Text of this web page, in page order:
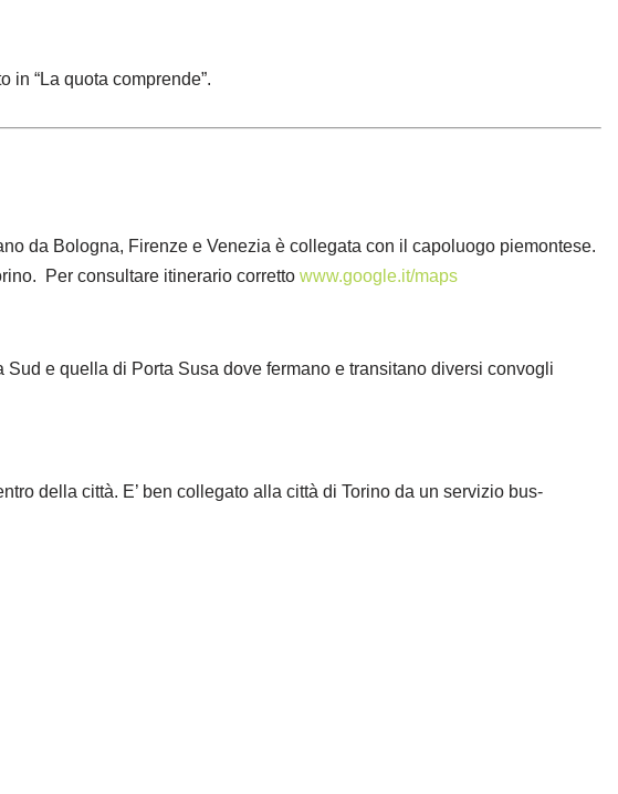
“La quota comprende”.
da Bologna, Firenze e Venezia è collegata con il capoluogo piemontese.
Per consultare itinerario corretto www.google.it/maps
e quella di Porta Susa dove fermano e transitano diversi convogli
della città. E’ ben collegato alla città di Torino da un servizio bus-